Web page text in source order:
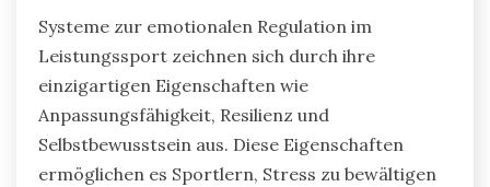
Systeme zur emotionalen Regulation im
Leistungssport zeichnen sich durch ihre
einzigartigen Eigenschaften wie
Anpassungsfähigkeit, Resilienz und
Selbstbewusstsein aus. Diese Eigenschaften
ermöglichen es Sportlern, Stress zu bewältigen